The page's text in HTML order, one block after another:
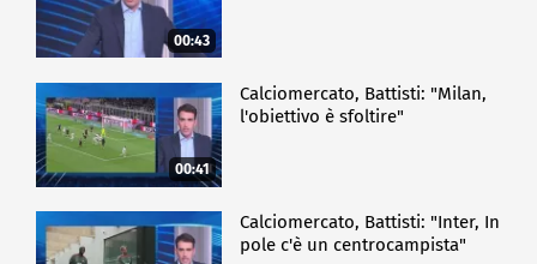
00:43
00:41
Calciomercato, Battisti: "Milan,
l'obiettivo è sfoltire"
Calciomercato, Battisti: "Inter, In
pole c'è un centrocampista"